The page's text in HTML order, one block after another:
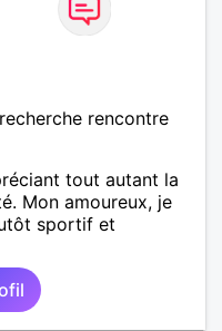
rencontre
tout autant la
Mon amoureux, je
sportif et